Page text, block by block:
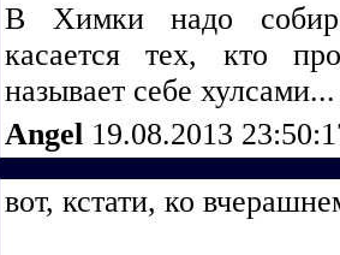
В Химки надо
касается тех, кто
называет себе хулсами...
Angel 19.08.2013
вот, кстати, ко